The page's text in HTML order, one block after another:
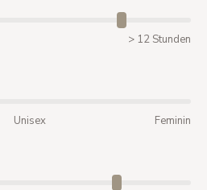
> 12 Stunden
Unisex Feminin